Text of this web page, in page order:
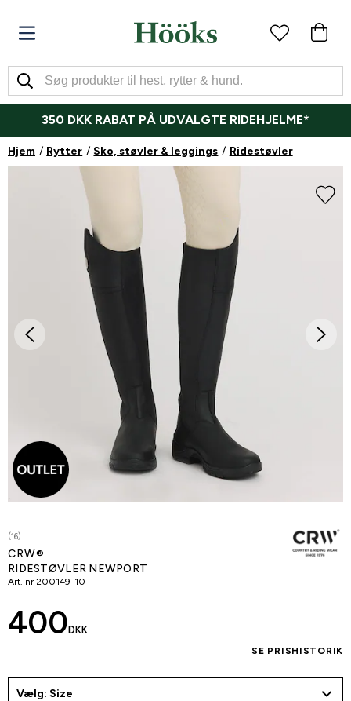
350 DKK RABAT PÅ UDVALGTE RIDEHJELME*
Hjem Rytter Sko, støvler & leggings Ridestøvler
(16)
CRW®
RIDESTØVLER NEWPORT
Art. nr 200149-10
400 DKK
SE PRISHISTORIK
Vælg: Size